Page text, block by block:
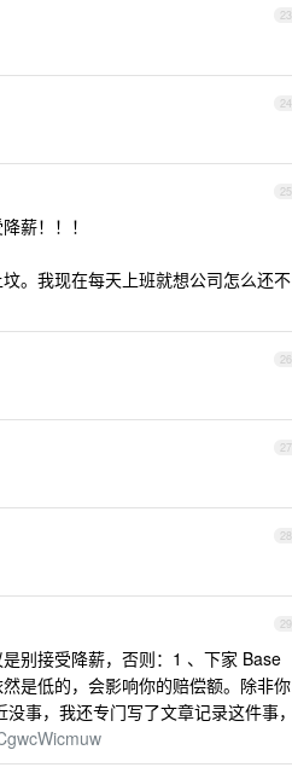
23
24
25
薪！！！
。我现在每天上班就想公司怎么还不
26
27
28
29
别接受降薪，否则：1 、下家 Base
是低的，会影响你的赔偿额。除非你
事，我还专门写了文章记录这件事，